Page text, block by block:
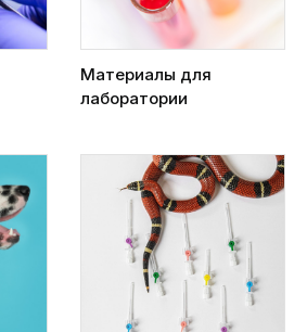
Материалы для
лаборатории